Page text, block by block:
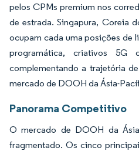
pelos CPMs premium nos
de estrada. Singapura, Coreia
ocupam cada uma posições de
programática, criativos 5G
complementando a trajetória
mercado de DOOH da Ásia-
Panorama Competitivo
O mercado de DOOH da
fragmentado. Os cinco